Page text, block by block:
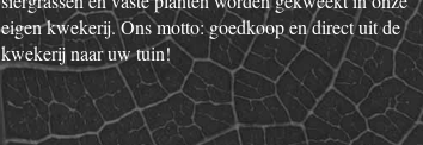
eigen kwekerij. Ons motto: goedkoop en direct uit de
kwekerij naar uw tuin!